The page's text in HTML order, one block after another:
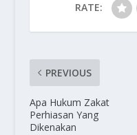
RATE:
PREVIOUS
Apa Hukum Zakat
Perhiasan Yang
Dikenakan